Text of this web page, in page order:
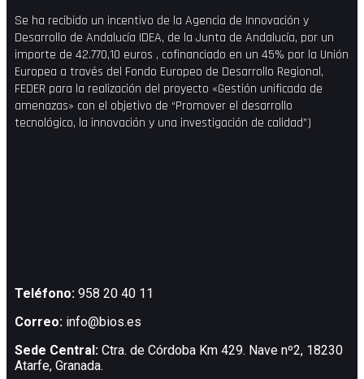
Se ha recibido un incentivo de la Agencia de Innovación y
Desarrollo de Andalucía IDEA, de la Junta de Andalucía, por un
importe de 42.770,10 euros , cofinanciado en un 45% por la Unión
Europea a través del Fondo Europeo de Desarrollo Regional,
FEDER para la realización del proyecto «Gestión unificada de
amenazas» con el objetivo de “Promover el desarrollo
tecnológico, la innovación y una investigación de calidad”)
Teléfono: 958 20 40 11
Correo: info@bios.es
Sede Central: Ctra. de Córdoba Km 429. Nave nº2, 18230
Atarfe, Granada.